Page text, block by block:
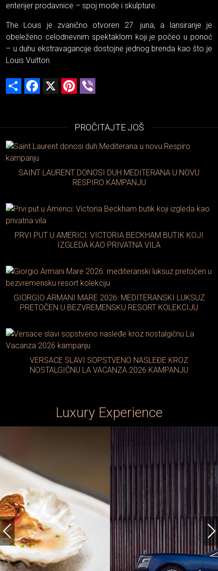
enterijer prodavnice – spoj mode i skulpture.
The Louis je zvanično otvoren 27. juna, a lansiranje je
obeleženo celodnevnim spektaklom koji je počeo u ponoć
– u duhu ekstravagancije dostojne jednog brenda kao što je
Louis Vuitton.
Share Facebook Pinterest
PROČITAJTE JOŠ
SAINT LAURENT DONOSI DUH MEDITERANA U NOVU
RESPIRO KAMPANJU
PRVI PUT U AMERICI: VICTORIA BECKHAM BUTIK KOJI
IZGLEDA KAO PRIVATNA VILA
GIORGIO ARMANI MARE 2026: MEDITERANSKI LUKSUZ
PRETOČEN U BEZVREMENSKU RESORT KOLEKCIJU
VERSACE SLAVI SOPSTVENO NASLEĐE KROZ
NOSTALGIČNU LA VACANZA 2026 KAMPANJU
Luxury Experience